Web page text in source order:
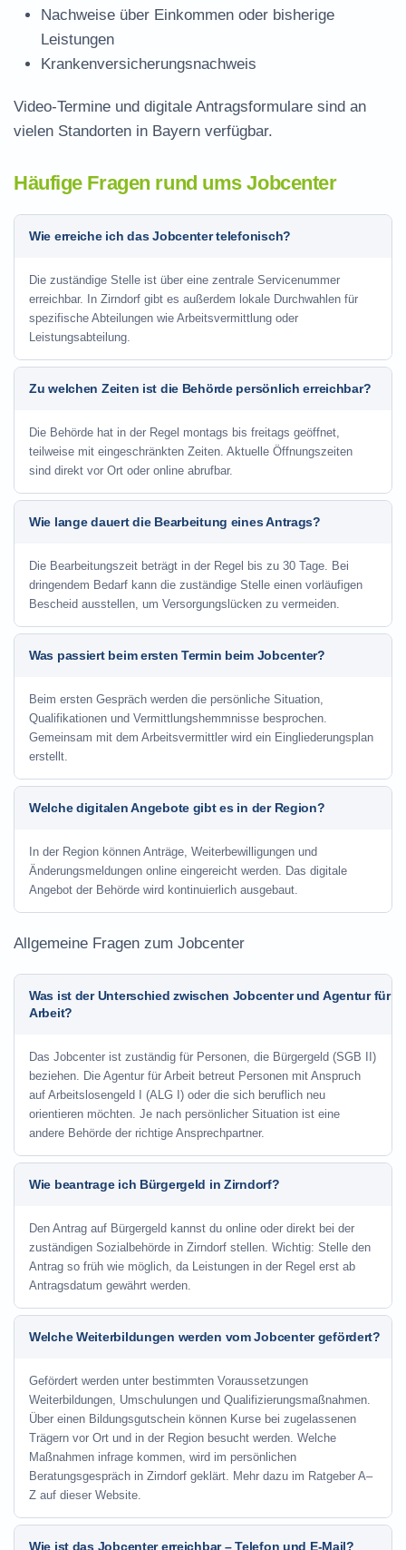
Nachweise über Einkommen oder bisherige
Leistungen
Krankenversicherungsnachweis
Video-Termine und digitale Antragsformulare sind an
vielen Standorten in Bayern verfügbar.
Häufige Fragen rund ums Jobcenter
Wie erreiche ich das Jobcenter telefonisch?
Die zuständige Stelle ist über eine zentrale Servicenummer
erreichbar. In Zirndorf gibt es außerdem lokale Durchwahlen für
spezifische Abteilungen wie Arbeitsvermittlung oder
Leistungsabteilung.
Zu welchen Zeiten ist die Behörde persönlich erreichbar?
Die Behörde hat in der Regel montags bis freitags geöffnet,
teilweise mit eingeschränkten Zeiten. Aktuelle Öffnungszeiten
sind direkt vor Ort oder online abrufbar.
Wie lange dauert die Bearbeitung eines Antrags?
Die Bearbeitungszeit beträgt in der Regel bis zu 30 Tage. Bei
dringendem Bedarf kann die zuständige Stelle einen vorläufigen
Bescheid ausstellen, um Versorgungslücken zu vermeiden.
Was passiert beim ersten Termin beim Jobcenter?
Beim ersten Gespräch werden die persönliche Situation,
Qualifikationen und Vermittlungshemmnisse besprochen.
Gemeinsam mit dem Arbeitsvermittler wird ein Eingliederungsplan
erstellt.
Welche digitalen Angebote gibt es in der Region?
In der Region können Anträge, Weiterbewilligungen und
Änderungsmeldungen online eingereicht werden. Das digitale
Angebot der Behörde wird kontinuierlich ausgebaut.
Allgemeine Fragen zum Jobcenter
Was ist der Unterschied zwischen Jobcenter und Agentur für
Arbeit?
Das Jobcenter ist zuständig für Personen, die Bürgergeld (SGB II)
beziehen. Die Agentur für Arbeit betreut Personen mit Anspruch
auf Arbeitslosengeld I (ALG I) oder die sich beruflich neu
orientieren möchten. Je nach persönlicher Situation ist eine
andere Behörde der richtige Ansprechpartner.
Wie beantrage ich Bürgergeld in Zirndorf?
Den Antrag auf Bürgergeld kannst du online oder direkt bei der
zuständigen Sozialbehörde in Zirndorf stellen. Wichtig: Stelle den
Antrag so früh wie möglich, da Leistungen in der Regel erst ab
Antragsdatum gewährt werden.
Welche Weiterbildungen werden vom Jobcenter gefördert?
Gefördert werden unter bestimmten Voraussetzungen
Weiterbildungen, Umschulungen und Qualifizierungsmaßnahmen.
Über einen Bildungsgutschein können Kurse bei zugelassenen
Trägern vor Ort und in der Region besucht werden. Welche
Maßnahmen infrage kommen, wird im persönlichen
Beratungsgespräch in Zirndorf geklärt. Mehr dazu im Ratgeber A–
Z auf dieser Website.
Wie ist das Jobcenter erreichbar – Telefon und E-Mail?